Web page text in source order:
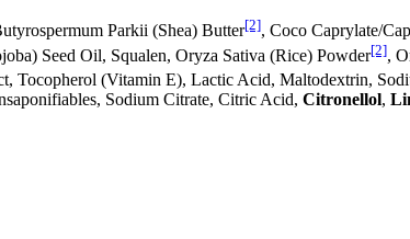
Parkii (Shea) Butter[2], Coco Caprylate/
Seed Oil, Squalen, Oryza Sativa (Rice) Powder[2],
Tocopherol (Vitamin E), Lactic Acid, Maltodextrin,
Sodium Citrate, Citric Acid, Citronellol,